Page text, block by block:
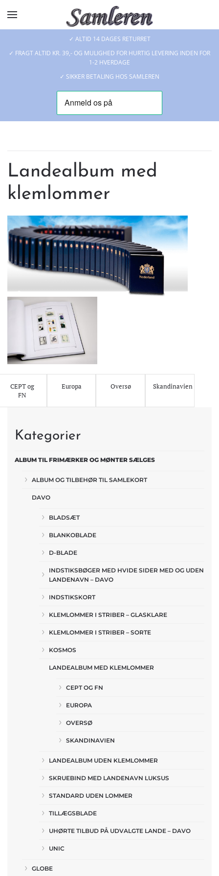
Skip to main content
✓ ALTID 14 DAGES RETURRET
✓ FRAGT ALTID KR. 39,- OG MULIGHED FOR HURTIG LEVERING INDEN FOR
1-2 HVERDAGE
✓ SIKKER BETALING HOS SAMLEREN
Landealbum med
klemlommer
CEPT og
FN
Europa Oversø Skandinavien
Kategorier
ALBUM TIL FRIMÆRKER OG MØNTER SÆLGES
ALBUM OG TILBEHØR TIL SAMLEKORT
DAVO
BLADSÆT
BLANKOBLADE
D-BLADE
INDSTIKSBØGER MED HVIDE SIDER MED OG UDEN
LANDENAVN – DAVO
INDSTIKSKORT
KLEMLOMMER I STRIBER – GLASKLARE
KLEMLOMMER I STRIBER – SORTE
KOSMOS
LANDEALBUM MED KLEMLOMMER
CEPT OG FN
EUROPA
OVERSØ
SKANDINAVIEN
LANDEALBUM UDEN KLEMLOMMER
SKRUEBIND MED LANDENAVN LUKSUS
STANDARD UDEN LOMMER
TILLÆGSBLADE
UHØRTE TILBUD PÅ UDVALGTE LANDE – DAVO
UNIC
GLOBE